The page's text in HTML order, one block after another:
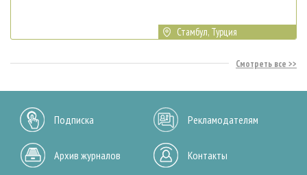
Стамбул, Турция
Смотреть все
Подписка Рекламодателям
Архив журналов Контакты